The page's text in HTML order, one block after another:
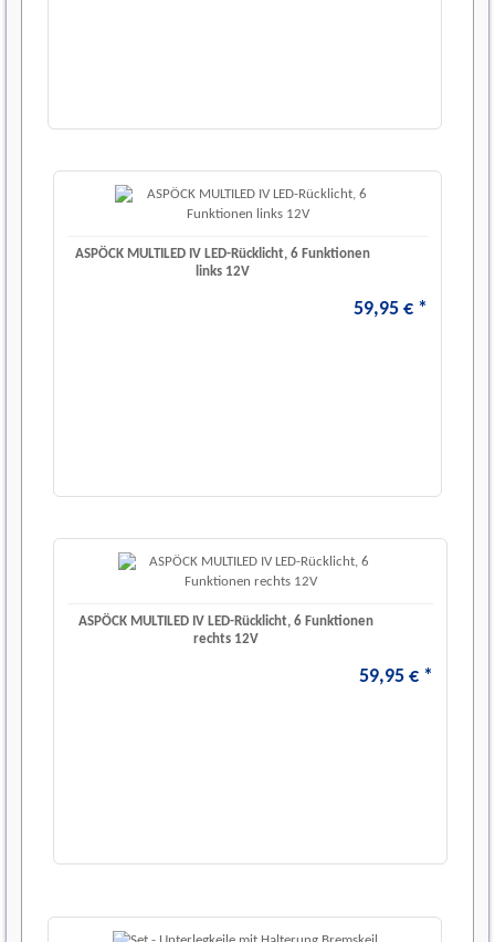
ASPÖCK MULTILED IV LED-Rücklicht, 6 Funktionen
links 12V
59,95 € *
ASPÖCK MULTILED IV LED-Rücklicht, 6 Funktionen
rechts 12V
59,95 € *